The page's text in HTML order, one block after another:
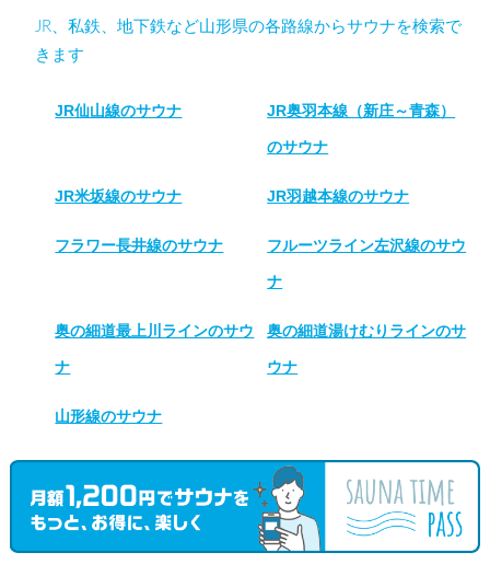
JR、私鉄、地下鉄など山形県の各路線からサウナを検索で
きます
JR仙山線のサウナ JR奥羽本線（新庄～青森）
のサウナ
JR米坂線のサウナ JR羽越本線のサウナ
フラワー長井線のサウナ フルーツライン左沢線のサウ
ナ
奥の細道最上川ラインのサウ
ナ
奥の細道湯けむりラインのサ
ウナ
山形線のサウナ
山形県で人気のエリアのサウナを探す